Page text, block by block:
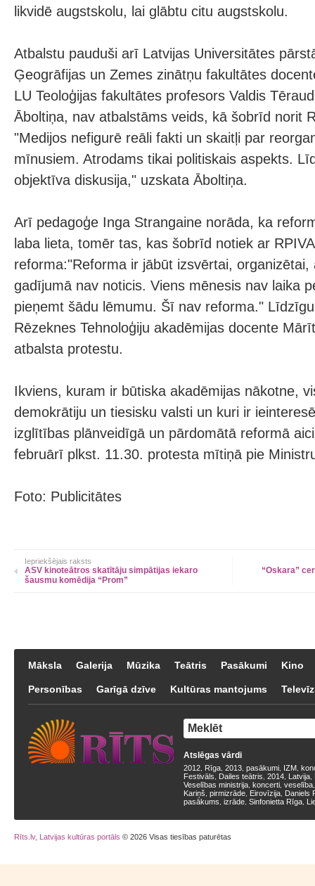
likvidē augstskolu, lai glābtu citu augstskolu.
Atbalstu pauduši arī Latvijas Universitātes
Ģeogrāfijas un Zemes zinātņu fakultātes
LU Teoloģijas fakultātes profesors Valdis
Āboltiņa, nav atbalstāms veids, kā šobrīd norit
"Medijos nefigurē reāli fakti un skaitļi par
mīnusiem. Atrodams tikai politiskais aspekts.
objektīva diskusija," uzskata Āboltiņa.
Arī pedagoģe Inga Strangaine norāda, ka
laba lieta, tomēr tas, kas šobrīd notiek ar
reforma:"Reforma ir jābūt izsvērtai, organizētai,
gadījumā nav noticis. Viens mēnesis nav laika
pieņemt šādu lēmumu. Šī nav reforma."
Rēzeknes Tehnoloģiju akadēmijas docente
atbalsta protestu.
Ikviens, kuram ir būtiska akadēmijas nākotne,
demokrātiju un tiesisku valsti un kuri ir
izglītības plānveidīgā un pārdomātā reformā
februārī plkst. 11.30. protesta mītiņā pie
Foto: Publicitātes
Iepriekšējais raksts
ASV kinoteātros skatītāju simpātijas iekaro
šausmu komēdija “Prom”
“Oskara”
Māksla Galerija Mūzika Teātris Pasākumi Kino
Personības Garīgā dzīve Kultūras mantojums
Atslēgas vārdi
2012 Rīga 2013 pasākumi IZM
Festivāls
Dailes teātris 2014 Latvija
Veselības ministrija koncerti veselība
Kariņš pirmizrāde Eirovīzija Daniels
pasākums izrāde Sinfonietta Rīga
Rīts.lv, Latvijas kultūras portāls © 2026 Visas tiesības paturētas